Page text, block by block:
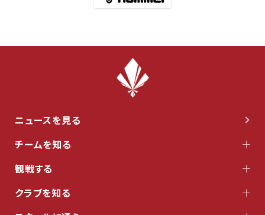
ニュースを見る
チームを知る
観戦する
クラブを知る